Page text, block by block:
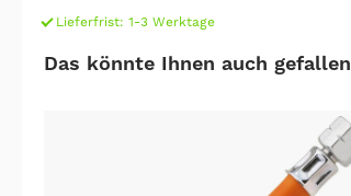
Lieferfrist: 1-3 Werktage
Das könnte Ihnen auch gefallen